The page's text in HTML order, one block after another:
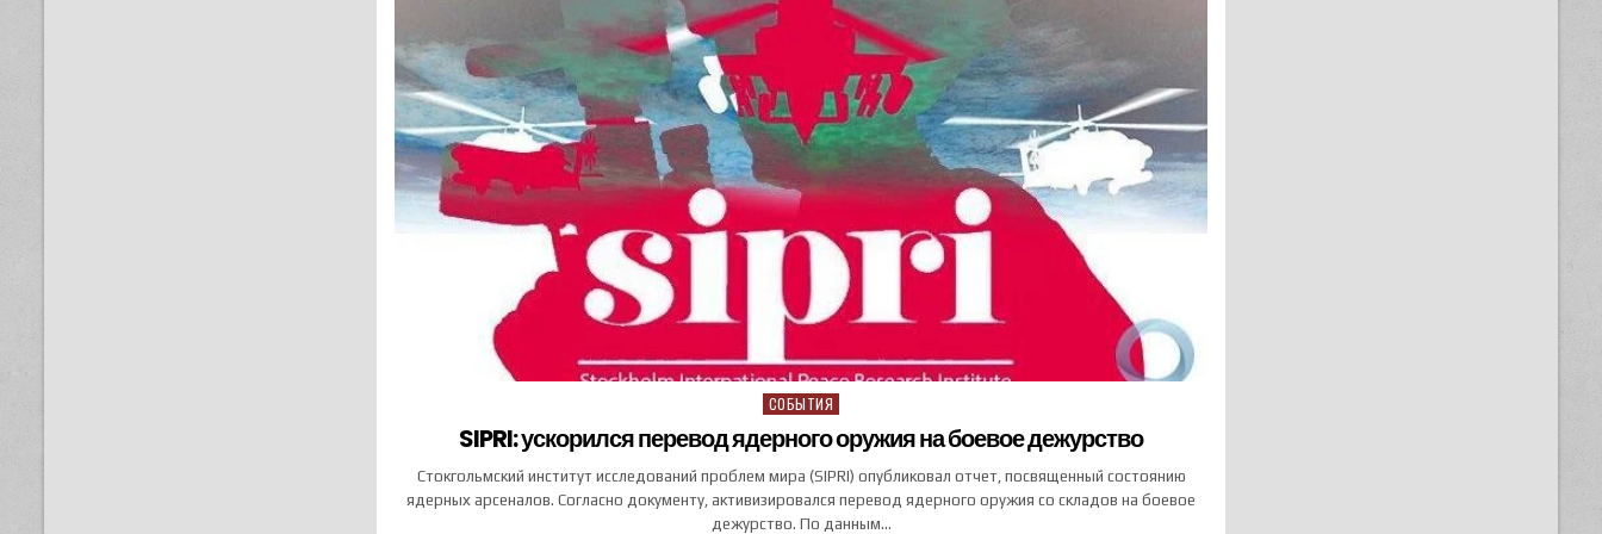
Posted in
СОБЫТИЯ
SIPRI: ускорился перевод ядерного оружия на боевое дежурство
Стокгольмский институт исследований проблем мира (SIPRI) опубликовал отчет, посвященный состоянию
ядерных арсеналов. Согласно документу, активизировался перевод ядерного оружия со складов на боевое
дежурство. По данным…